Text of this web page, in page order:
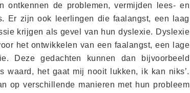
ontkennen de problemen, vermijden lees- en
Er zijn ook leerlingen die faalangst, een laag
krijgen als gevel van hun dyslexie. Dyslexie
het ontwikkelen van een faalangst, een lage
Deze gedachten kunnen dan bijvoorbeeld
waard, het gaat mij nooit lukken, ik kan niks’.
op verschillende manieren met hun probleem